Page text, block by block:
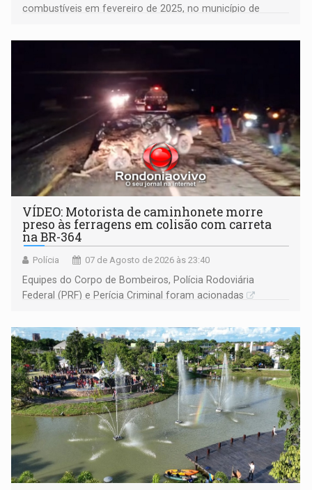
combustíveis em fevereiro de 2025, no município de
VÍDEO: Motorista de caminhonete morre
preso às ferragens em colisão com carreta
na BR-364
Polícia 07 de Agosto de 2026 às 23:40
Equipes do Corpo de Bombeiros, Polícia Rodoviária
Federal (PRF) e Perícia Criminal foram acionadas